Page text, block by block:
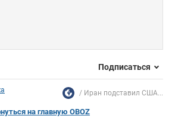
Подписаться
Иран подставил США...
на главную OBOZ